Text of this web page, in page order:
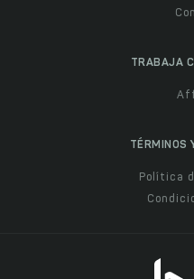
TRABAJA
TÉRMINOS
Política